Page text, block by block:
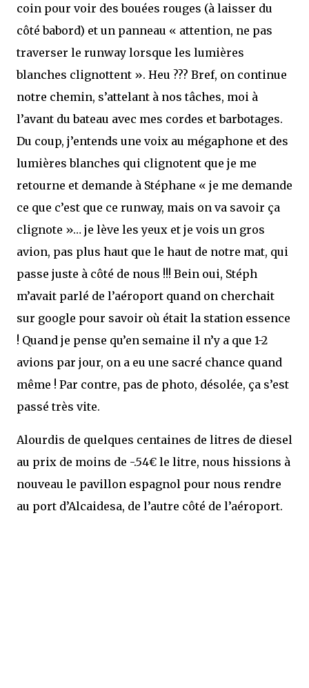
coin pour voir des bouées rouges (à laisser du
côté babord) et un panneau « attention, ne pas
traverser le runway lorsque les lumières
blanches clignottent ». Heu ??? Bref, on continue
notre chemin, s’attelant à nos tâches, moi à
l’avant du bateau avec mes cordes et barbotages.
Du coup, j’entends une voix au mégaphone et des
lumières blanches qui clignotent que je me
retourne et demande à Stéphane « je me demande
ce que c’est que ce runway, mais on va savoir ça
clignote »… je lève les yeux et je vois un gros
avion, pas plus haut que le haut de notre mat, qui
passe juste à côté de nous !!! Bein oui, Stéph
m’avait parlé de l’aéroport quand on cherchait
sur google pour savoir où était la station essence
! Quand je pense qu’en semaine il n’y a que 1-2
avions par jour, on a eu une sacré chance quand
même ! Par contre, pas de photo, désolée, ça s’est
passé très vite.
Alourdis de quelques centaines de litres de diesel
au prix de moins de -.54€ le litre, nous hissions à
nouveau le pavillon espagnol pour nous rendre
au port d’Alcaidesa, de l’autre côté de l’aéroport.